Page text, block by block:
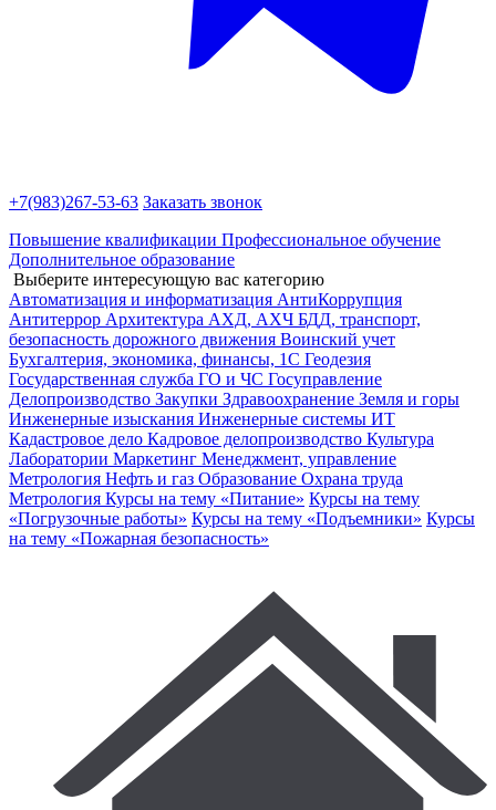
+7(983)267-53-63 Заказать звонок
Повышение квалификации Профессиональное обучение
Дополнительное образование
Выберите интересующую вас категорию
Автоматизация и информатизация АнтиКоррупция
Антитеррор Архитектура АХД, АХЧ БДД, транспорт,
безопасность дорожного движения Воинский учет
Бухгалтерия, экономика, финансы, 1С Геодезия
Государственная служба ГО и ЧС Госуправление
Делопроизводство Закупки Здравоохранение Земля и горы
Инженерные изыскания Инженерные системы ИТ
Кадастровое дело Кадровое делопроизводство Культура
Лаборатории Маркетинг Менеджмент, управление
Метрология Нефть и газ Образование Охрана труда
Метрология Курсы на тему «Питание» Курсы на тему
«Погрузочные работы» Курсы на тему «Подъемники» Курсы
на тему «Пожарная безопасность»